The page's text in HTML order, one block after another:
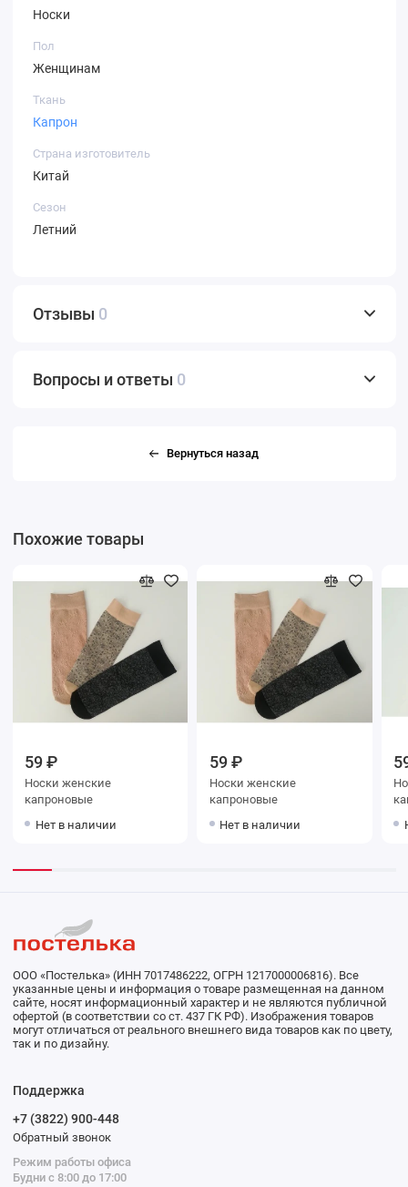
Носки
Пол
Женщинам
Ткань
Капрон
Страна изготовитель
Китай
Сезон
Летний
Отзывы 0
Вопросы и ответы 0
Вернуться назад
Похожие товары
59 ₽
Носки женские
капроновые
Нет в наличии
59 ₽
Носки женские
капроновые
Нет в наличии
ООО «Постелька» (ИНН 7017486222, ОГРН 1217000006816). Все
указанные цены и информация о товаре размещенная на данном
сайте, носят информационный характер и не являются публичной
офертой (в соответствии со ст. 437 ГК РФ). Изображения товаров
могут отличаться от реального внешнего вида товаров как по цвету,
так и по дизайну.
Поддержка
+7 (3822) 900-448
Обратный звонок
Режим работы офиса
Будни с 8:00 до 17:00